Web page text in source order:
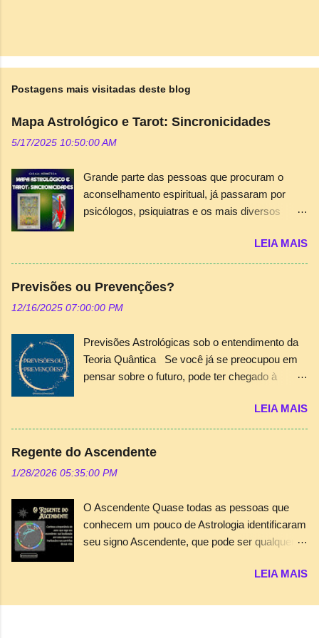
Postagens mais visitadas deste blog
Mapa Astrológico e Tarot: Sincronicidades
5/17/2025 10:50:00 AM
Grande parte das pessoas que procuram o
aconselhamento espiritual, já passaram por
psicólogos, psiquiatras e os mais diversos
a orientação ou a “chave” para abrir os
segredos que residem em suas almas.
Portanto, o consultor das áreas esotéricas, seja
astrólogo, tarólogo ou numerólogo, deve
dedicar-se com o devido conhecimento, além
espiritual em seu atendimento. A cartomancia
nem sempre é suficiente para gerar esta
“chave” e provocar a dissolução dos problemas
do Tarot e do mapa astrológico, principalmente,
desvenda caminhos muitas vezes
surpreendentes e catárticos. É comum, pelo
menos nos meus atendimentos, ocorrer uma
conjunta entre trânsitos planetários e os
arcanos menores do Tarot de Crowley como
este exemplo da figura acima. O mago e profeta
LEIA MAIS
Previsões ou Prevenções?
12/16/2025 07:00:00 PM
Previsões Astrológicas sob o entendimento da
Teoria Quântica Se você já se preocupou em
pensar sobre o futuro, pode ter chegado à
missão. Mas, pensou sobre o destino como
predeterminado? Acredita que escolhe este
destino a cada momento de vida ou existem
difíceis de serem respondidas de maneira
traçado previamente diminui a possibilidade de
se fazer escolhas. Quando W. Heisenberg
descobriu os princípios da incerteza no
lançou uma teoria incômoda para o mundo: a
LEIA MAIS
Regente do Ascendente
1/28/2026 05:35:00 PM
O Ascendente Quase todas as pessoas que
conhecem um pouco de Astrologia identificaram
seu signo Ascendente, que pode ser qualquer
do horário de nascimento. O signo Ascendente,
LEIA MAIS